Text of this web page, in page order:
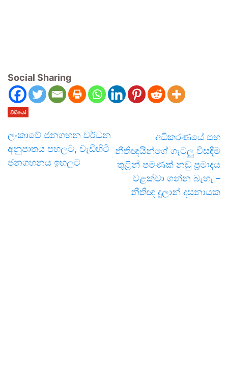
Social Sharing
වීඩියෝ
ලංකාවේ ජනගහන වර්ධන
අනුපාතය පහලට, වැඩිහිටි
ජනගහනය ඉහලට
අධිකරණයේ සහ
නීතිඥයින්ගේ ගැටලු විසඳීම
තුළින් පමණක් නඩු ප්‍රමාදය
වළක්වා ගන්න බැහැ –
නීතිඥ දුලාන් දසනායක